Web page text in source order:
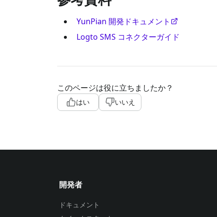
YunPian 開発ドキュメント
Logto SMS コネクターガイド
このページは役に立ちましたか？
はい いいえ
開発者
ドキュメント